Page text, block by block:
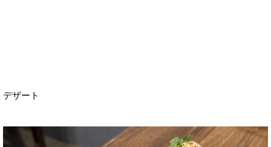
デザート